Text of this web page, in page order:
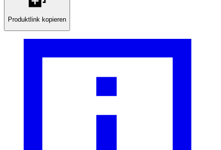
Produktlink kopieren